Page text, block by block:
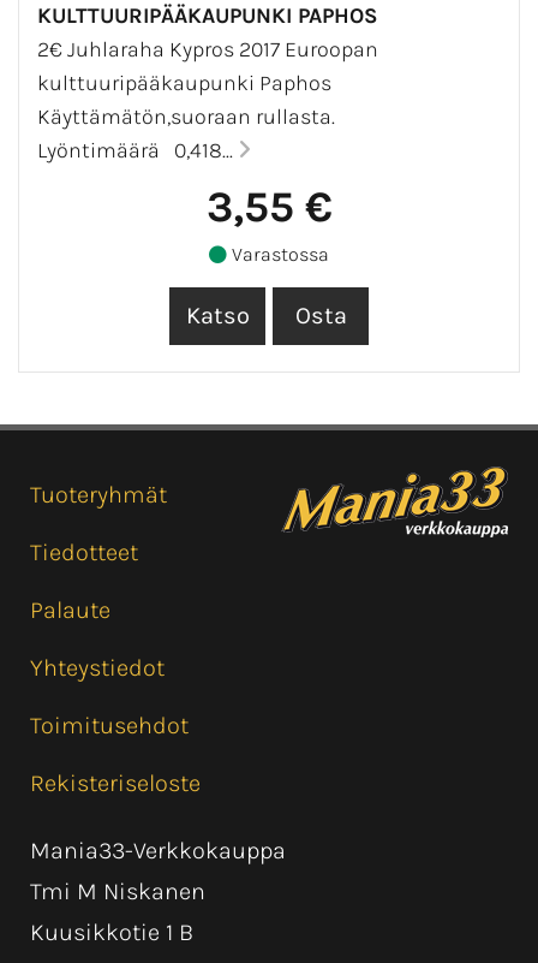
KULTTUURIPÄÄKAUPUNKI PAPHOS
2€ Juhlaraha Kypros 2017 Euroopan
kulttuuripääkaupunki Paphos
Käyttämätön,suoraan rullasta.
Lyöntimäärä 0,418...
3,55 €
Varastossa
Tuoteryhmät
Tiedotteet
Palaute
Yhteystiedot
Toimitusehdot
Rekisteriseloste
Mania33-Verkkokauppa
Tmi M Niskanen
Kuusikkotie 1 B